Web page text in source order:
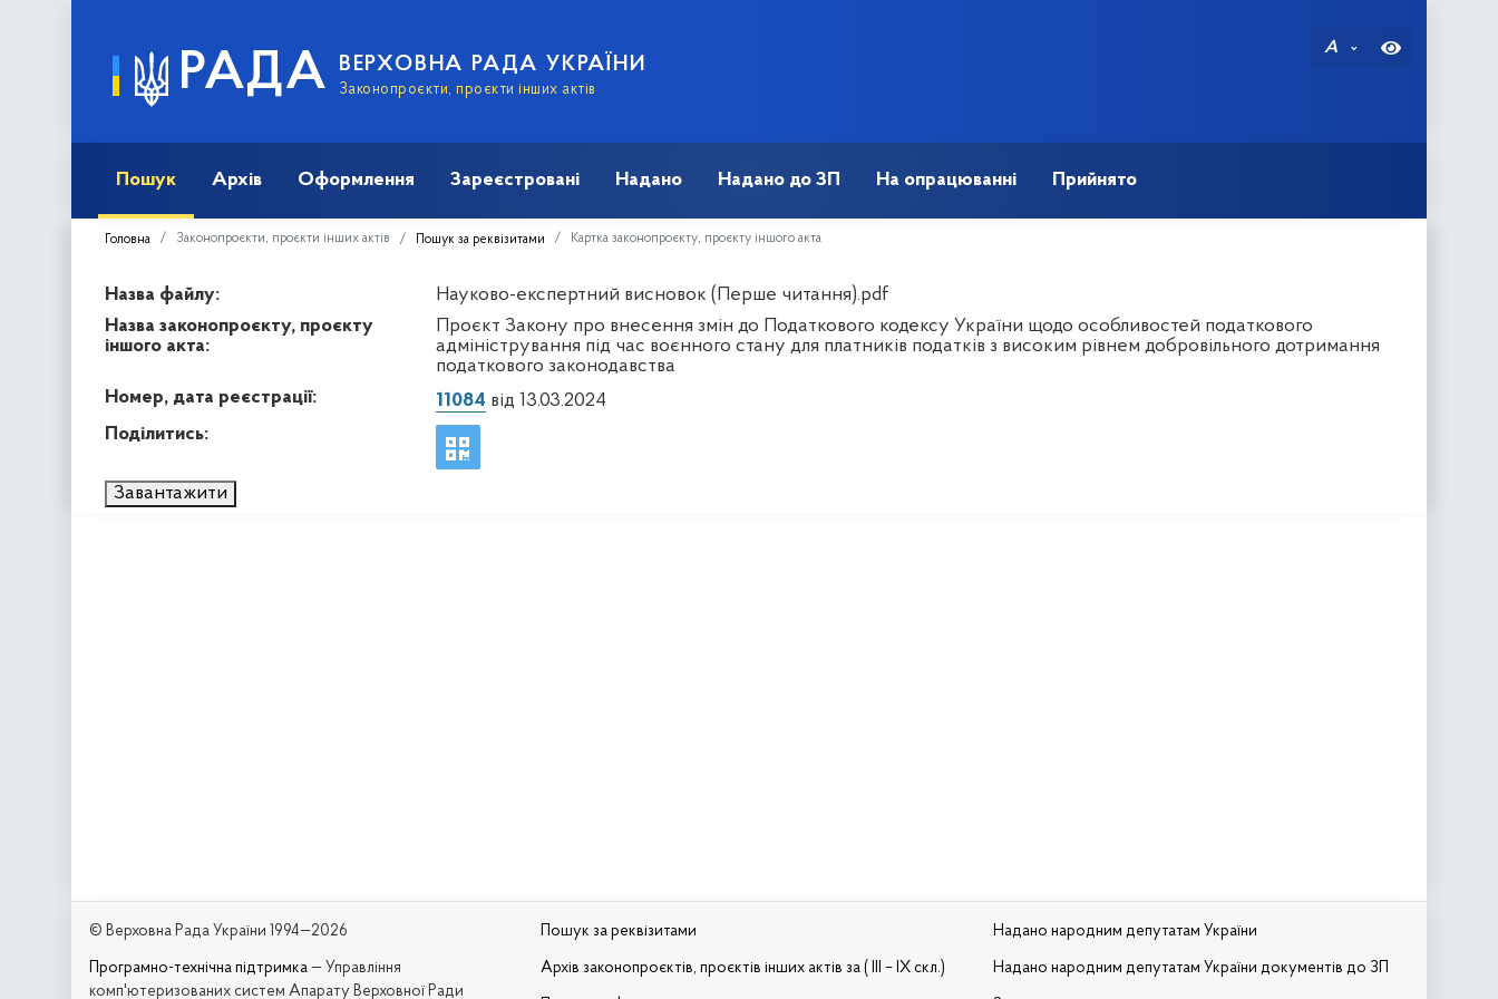
РАДА ВЕРХОВНА РАДА УКРАЇНИ
Законопроєкти, проєкти інших актів
A
Пошук Архів Оформлення Зареєстровані Надано Надано до ЗП На опрацюванні Прийнято
Головна Законопроєкти, проєкти інших актів Пошук за реквізитами Картка законопроєкту, проєкту іншого акта
Назва файлу:
Науково-експертний висновок (Перше читання).pdf
Назва законопроєкту, проєкту
іншого акта:
Проєкт Закону про внесення змін до Податкового кодексу України щодо особливостей податкового
адміністрування під час воєнного стану для платників податків з високим рівнем добровільного дотримання
податкового законодавства
Номер, дата реєстрації:
11084 від 13.03.2024
Поділитись:
Завантажити
© Верховна Рада України 1994—2026
Програмно-технічна підтримка — Управління
комп'ютеризованих систем Апарату Верховної Ради
Пошук за реквізитами
Архів законопроєктів, проєктів інших актів за ( III – IX скл.)
Надано народним депутатам України
Надано народним депутатам України документів до ЗП